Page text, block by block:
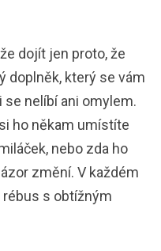
dojít jen proto, že
doplněk, který se vám
nelíbí ani omylem.
ho někam umístíte
nebo zda ho
změní. V každém
s obtížným